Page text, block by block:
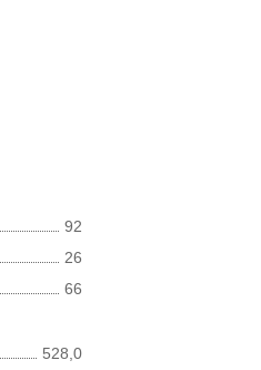
92
26
66
528,0